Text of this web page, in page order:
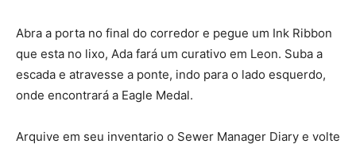
Abra a porta no final do corredor e pegue um Ink Ribbon
que esta no lixo, Ada fará um curativo em Leon. Suba a
escada e atravesse a ponte, indo para o lado esquerdo,
onde encontrará a Eagle Medal.
Arquive em seu inventario o Sewer Manager Diary e volte